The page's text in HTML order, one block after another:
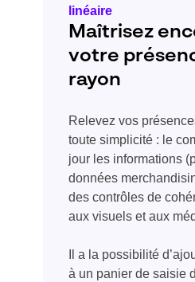
linéaire
Maîtrisez
votre
rayon
Relevez vos
toute simplicité : le
jour les informations
données
des contrôles de
aux visuels et aux
Il a la possibilité
à un panier de saisie